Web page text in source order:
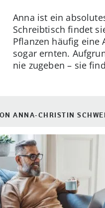
Anna ist ein
Schreibtisch findet
Pflanzen häufig eine
sogar ernten.
nie zugeben – sie
ANNA-CHRISTIN